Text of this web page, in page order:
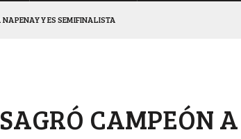
Y ES SEMIFINALISTA
GANARLE A “LA MONTE”CAMPEÓN A